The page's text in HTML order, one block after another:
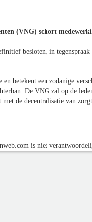
(VNG) schort
besloten, in
betekent een zodanige
De VNG zal op de
de decentralisatie van
is niet